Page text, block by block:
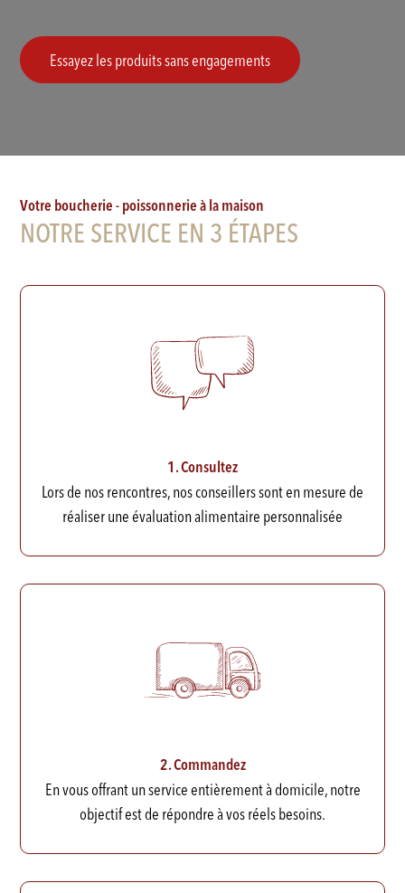
Essayez les produits sans engagements
Votre boucherie - poissonnerie à la maison
NOTRE SERVICE EN 3 ÉTAPES
1. Consultez
Lors de nos rencontres, nos conseillers sont en mesure de
réaliser une évaluation alimentaire personnalisée
2. Commandez
En vous offrant un service entièrement à domicile, notre
objectif est de répondre à vos réels besoins.